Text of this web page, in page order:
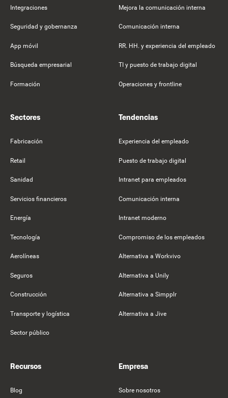
Integraciones
Seguridad y gobernanza
App móvil
Búsqueda empresarial
Formación
Mejora la comunicación interna
Comunicación interna
RR. HH. y experiencia del empleado
TI y puesto de trabajo digital
Operaciones y frontline
Sectores
Fabricación
Retail
Sanidad
Servicios financieros
Energía
Tecnología
Aerolíneas
Seguros
Construcción
Transporte y logística
Sector público
Tendencias
Experiencia del empleado
Puesto de trabajo digital
Intranet para empleados
Comunicación interna
Intranet moderno
Compromiso de los empleados
Alternativa a Workvivo
Alternativa a Unily
Alternativa a Simpplr
Alternativa a Jive
Recursos
Blog
Empresa
Sobre nosotros